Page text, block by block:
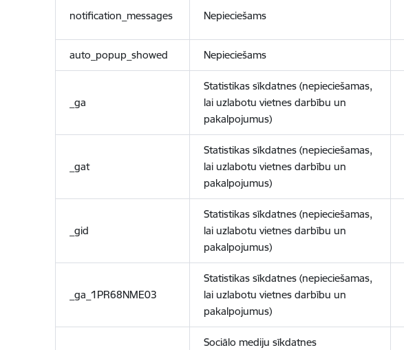
notification_messages Nepieciešams
auto_popup_showed Nepieciešams
_ga
Statistikas sīkdatnes (nepieciešamas,
lai uzlabotu vietnes darbību un
pakalpojumus)
_gat
Statistikas sīkdatnes (nepieciešamas,
lai uzlabotu vietnes darbību un
pakalpojumus)
_gid
Statistikas sīkdatnes (nepieciešamas,
lai uzlabotu vietnes darbību un
pakalpojumus)
_ga_1PR68NME03
Statistikas sīkdatnes (nepieciešamas,
lai uzlabotu vietnes darbību un
pakalpojumus)
Sociālo mediju sīkdatnes